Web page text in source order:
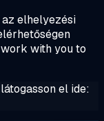
elhelyezési
with you to
el ide: